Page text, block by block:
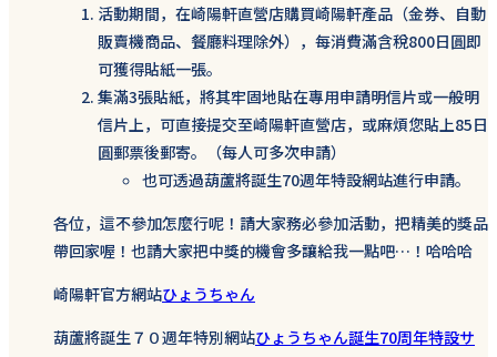
活動期間，在崎陽軒直營店購買崎陽軒產品（金券、自動
販賣機商品、餐廳料理除外），每消費滿含稅800日圓即
可獲得貼紙一張。
集滿3張貼紙，將其牢固地貼在專用申請明信片或一般明
信片上，可直接提交至崎陽軒直營店，或麻煩您貼上85日
圓郵票後郵寄。（每人可多次申請）
也可透過葫蘆將誕生70週年特設網站進行申請。
各位，這不參加怎麼行呢！請大家務必參加活動，把精美的獎品
帶回家喔！也請大家把中獎的機會多讓給我一點吧…！哈哈哈
崎陽軒官方網站ひょうちゃん
葫蘆將誕生７０週年特別網站ひょうちゃん誕生70周年特設サ